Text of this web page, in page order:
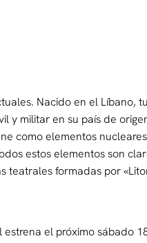
Nacido en el Líbano,
y militar en su país de
como elementos
estos elementos son
teatrales formadas por
el próximo sábado